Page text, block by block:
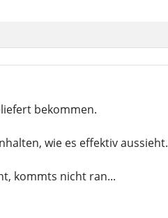
bekommen.
wie es effektiv aussieht.
kommts nicht ran...